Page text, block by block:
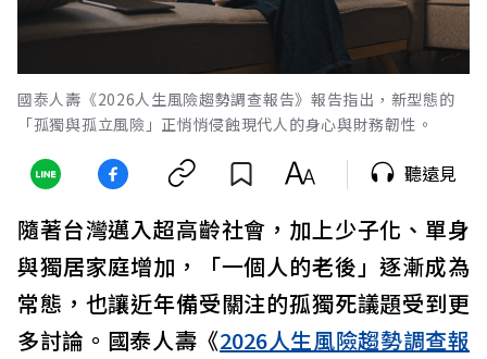
國泰人壽《2026人生風險趨勢調查報告》報告指出，新型態的
「孤獨與孤立風險」正悄悄侵蝕現代人的身心與財務韌性。
聽遠見
隨著台灣邁入超高齡社會，加上少子化、單身
與獨居家庭增加，「一個人的老後」逐漸成為
常態，也讓近年備受關注的孤獨死議題受到更
多討論。國泰人壽《2026人生風險趨勢調查報